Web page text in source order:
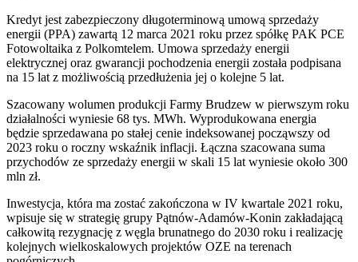
Kredyt jest zabezpieczony długoterminową umową sprzedaży
energii (PPA) zawartą 12 marca 2021 roku przez spółkę PAK PCE
Fotowoltaika z Polkomtelem. Umowa sprzedaży energii
elektrycznej oraz gwarancji pochodzenia energii została podpisana
na 15 lat z możliwością przedłużenia jej o kolejne 5 lat.
Szacowany wolumen produkcji Farmy Brudzew w pierwszym roku
działalności wyniesie 68 tys. MWh. Wyprodukowana energia
będzie sprzedawana po stałej cenie indeksowanej począwszy od
2023 roku o roczny wskaźnik inflacji. Łączna szacowana suma
przychodów ze sprzedaży energii w skali 15 lat wyniesie około 300
mln zł.
Inwestycja, która ma zostać zakończona w IV kwartale 2021 roku,
wpisuje się w strategię grupy Pątnów-Adamów-Konin zakładającą
całkowitą rezygnację z węgla brunatnego do 2030 roku i realizację
kolejnych wielkoskalowych projektów OZE na terenach